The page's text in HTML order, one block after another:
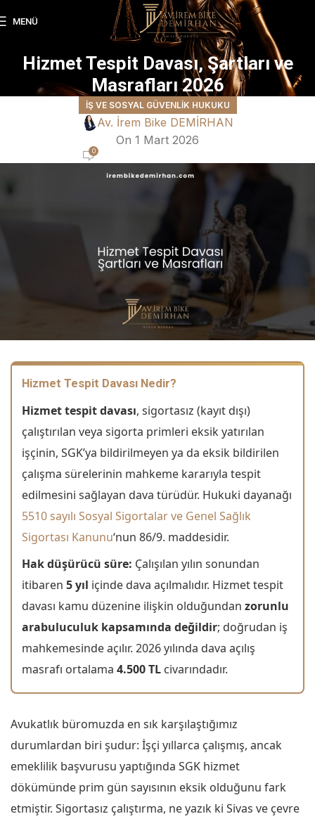
MENÜ
Hizmet Tespit Davası, Şartları ve
Masrafları 2026
İŞ VE SOSYAL GÜVENLIK HUKUKU
Av. İrem Bike DEMİRHAN
On 1 Mart 2026
0
Hizmet Tespit Davası Nedir?
Hizmet tespit davası, sigortasız (kayıt dışı)
çalıştırılan veya sigorta primleri eksik yatırılan
işçinin, SGK’ya bildirilmeyen ya da eksik bildirilen
çalışma sürelerinin mahkeme kararıyla tespit
edilmesini sağlayan dava türüdür. Hukuki dayanağı
5510 sayılı Sosyal Sigortalar ve Genel Sağlık
Sigortası Kanunu‘nun 86/9. maddesidir.
Hak düşürücü süre: Çalışılan yılın sonundan
itibaren 5 yıl içinde dava açılmalıdır. Hizmet tespit
davası kamu düzenine ilişkin olduğundan zorunlu
arabuluculuk kapsamında değildir; doğrudan iş
mahkemesinde açılır. 2026 yılında dava açılış
masrafı ortalama 4.500 TL civarındadır.
Avukatlık büromuzda en sık karşılaştığımız
durumlardan biri şudur: İşçi yıllarca çalışmış, ancak
emeklilik başvurusu yaptığında SGK hizmet
dökümünde prim gün sayısının eksik olduğunu fark
etmiştir. Sigortasız çalıştırma, ne yazık ki Sivas ve çevre